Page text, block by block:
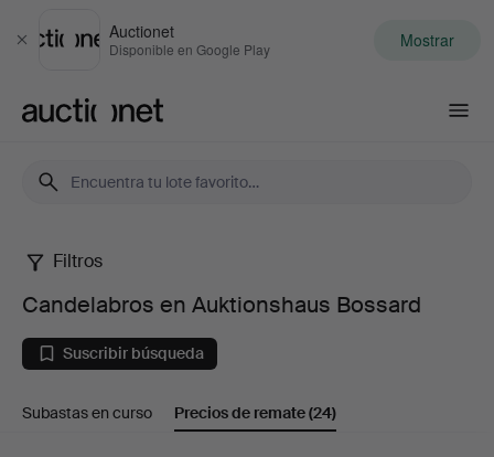
Cerrar
Auctionet
Disponible en Google Play Mostrar
Candelabros
en
Auktionshaus
Bossard
Filtros
Candelabros en Auktionshaus Bossard
Suscribir búsqueda
Subastas en curso Precios de remate(24)